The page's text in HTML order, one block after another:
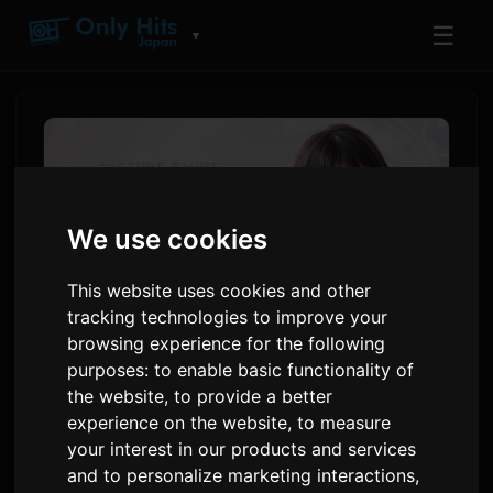
We use cookies
This website uses cookies and other
tracking technologies to improve your
browsing experience for the following
purposes:to enable basic functionality of
the website,to provide a better
experience on the website,to measure
your interest in our products and services
and to personalize marketing interactions,
▼ ☰
AI-artisten Ichiki slipper
debutalbumet 'Love
Singularity'